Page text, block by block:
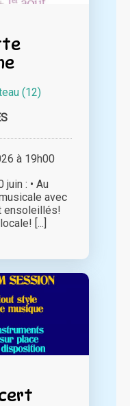
(12)
à 19h00
: • Au
avec
ensoleillés!
[...]